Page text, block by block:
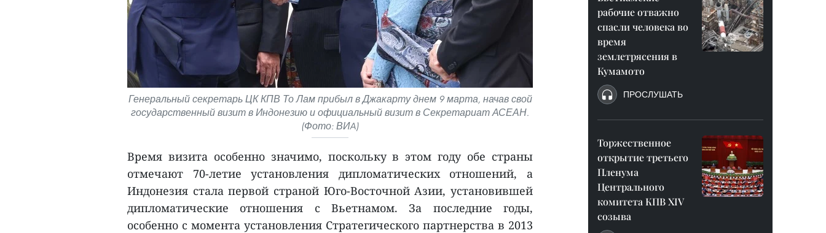
Генеральный секретарь ЦК КПВ То Лам прибыл в Джакарту днем 9 марта, начав свой
государственный визит в Индонезию и официальный визит в Секретариат АСЕАН.
(Фото: ВИA)
Время визита особенно значимо, поскольку в этом году обе страны
отмечают 70-летие установления дипломатических отношений, а
Индонезия стала первой страной Юго-Восточной Азии, установившей
дипломатические отношения с Вьетнамом. За последние годы,
особенно с момента установления Стратегического партнерства в 2013
рабочие отважно
спасли человека во
время
землетрясения в
Кумамото
ПРОСЛУШАТЬ
Торжественное
открытие третьего
Пленума
Центрального
комитета КПВ XIV
созыва